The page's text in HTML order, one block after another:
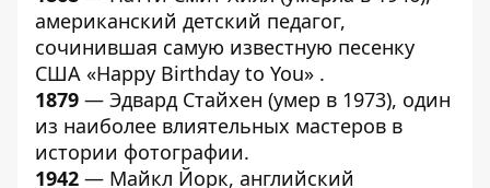
американский детский педагог,
сочинившая самую известную песенку
США «Happy Birthday to You» .
1879 — Эдвард Стайхен (умер в 1973), один
из наиболее влиятельных мастеров в
истории фотографии.
1942 — Майкл Йорк, английский